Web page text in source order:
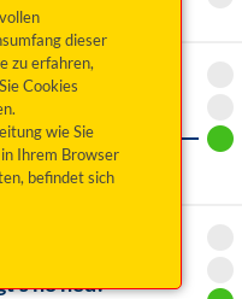
dieser
zu erfahren,
Cookies
wie Sie
Ihrem Browser
befindet sich
19:00 Uhr
der Blutgräfin
Greindl - Erlebnisstadl
19:30 Uhr
Zum
no ned!